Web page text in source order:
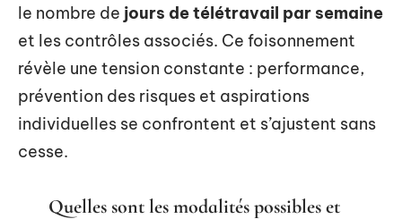
le nombre de jours de télétravail par semaine
et les contrôles associés. Ce foisonnement
révèle une tension constante : performance,
prévention des risques et aspirations
individuelles se confrontent et s’ajustent sans
cesse.
Quelles sont les modalités possibles et